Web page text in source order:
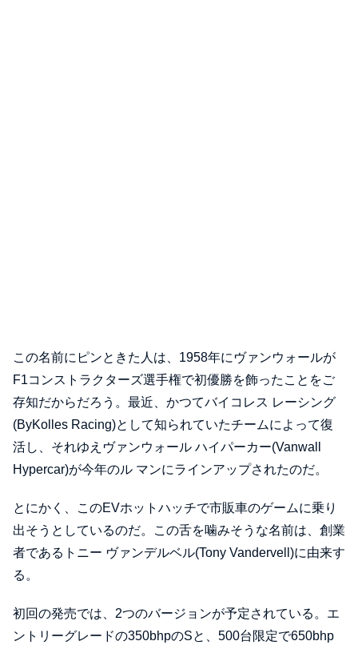
この名前にピンときた人は、1958年にヴァンウォールが
F1コンストラクターズ選手権で初優勝を飾ったことをご
存知だからだろう。最近、かつてバイコレス レーシング
(ByKolles Racing)として知られていたチームによって復
活し、それゆえヴァンウォール ハイパーカー(Vanwall
Hypercar)が今年のル マンにラインアップされたのだ。
とにかく、このEVホットハッチで市販車のゲームに乗り
出そうとしているのだ。この舌を噛みそうな名前は、創業
者であるトニー ヴァンデルベル(Tony Vandervell)に由来す
る。
初回の発売では、2つのバージョンが予定されている。エ
ントリーグレードの350bhpのSと、500台限定で650bhp